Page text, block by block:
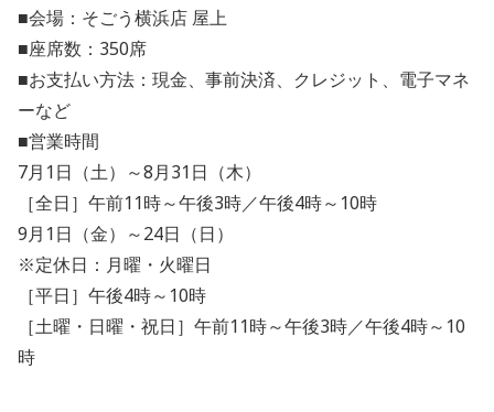
■会場：そごう横浜店 屋上
■座席数：350席
■お支払い方法：現金、事前決済、クレジット、電子マネ
ーなど
■営業時間
7月1日（土）～8月31日（木）
［全日］午前11時～午後3時／午後4時～10時
9月1日（金）～24日（日）
※定休日：月曜・火曜日
［平日］午後4時～10時
［土曜・日曜・祝日］午前11時～午後3時／午後4時～10
時